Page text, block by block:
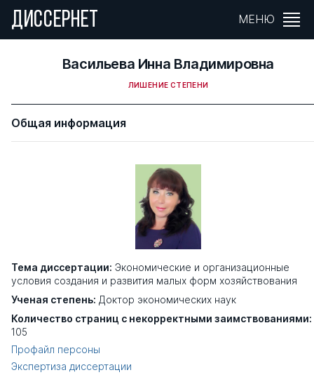
ДИССЕРНЕТ МЕНЮ
Васильева Инна Владимировна
ЛИШЕНИЕ СТЕПЕНИ
Общая информация
Тема диссертации: Экономические и организационные
условия создания и развития малых форм хозяйствования
Ученая степень: Доктор экономических наук
Количество страниц с некорректными заимствованиями:
105
Профайл персоны
Экспертиза диссертации